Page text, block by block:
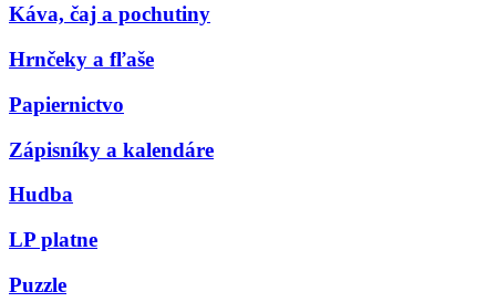
Káva, čaj a pochutiny
Hrnčeky a fľaše
Papiernictvo
Zápisníky a kalendáre
Hudba
LP platne
Puzzle